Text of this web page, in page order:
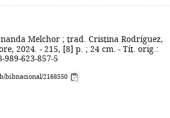
Melchor ; trad. Cristina Rodríguez,
2024. - 215, [8] p. ; 24 cm. - Tít. orig.:
623-857-5
bibnacional/2168550